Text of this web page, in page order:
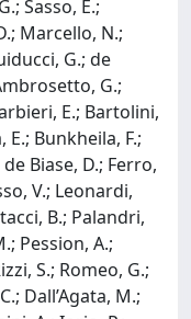
Sasso, E.;
Marcello, N.;
G.; de
G.;
E.; Bartolini,
E.; Bunkheila, F.;
de Biase, D.; Ferro,
V.; Leonardi,
B.; Palandri,
Pession, A.;
S.; Romeo, G.;
Dall’Agata, M.;